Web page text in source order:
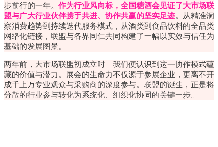
步前行的一年。 作为行业风向标， 全国糖酒会见证了大市场联
盟与广大行业伙伴携手共进、协作共赢的坚实足迹。从精准洞
察消费趋势到持续迭代服务模式，从酒类到食品饮料的全品类
网络化链接，联盟与各界同仁共同构建了一幅以实效与信任为
基础的发展图景。
两年前，大市场联盟初成立时，我们便认识到这一协作模式蕴
藏的价值与潜力。展会的生命力不仅源于参展企业，更离不开
成千上万专业观众与采购商的深度参与。联盟的诞生，正是将
分散的行业参与转化为系统化、组织化协同的关键一步。